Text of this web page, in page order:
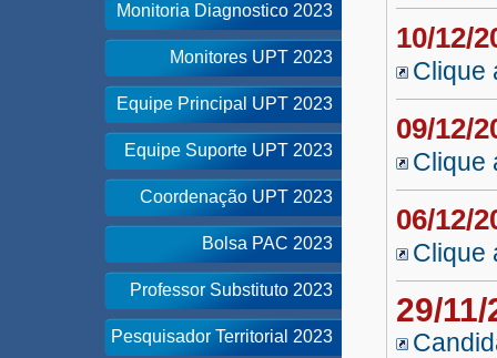
Monitoria Diagnostico 2023
Monitores UPT 2023
Equipe Principal UPT 2023
Equipe Suporte UPT 2023
Coordenação UPT 2023
Bolsa PAC 2023
Professor Substituto 2023
Pesquisador Territorial 2023
10/12/
Clique
09/12/
Clique
06/12/
Clique
29/